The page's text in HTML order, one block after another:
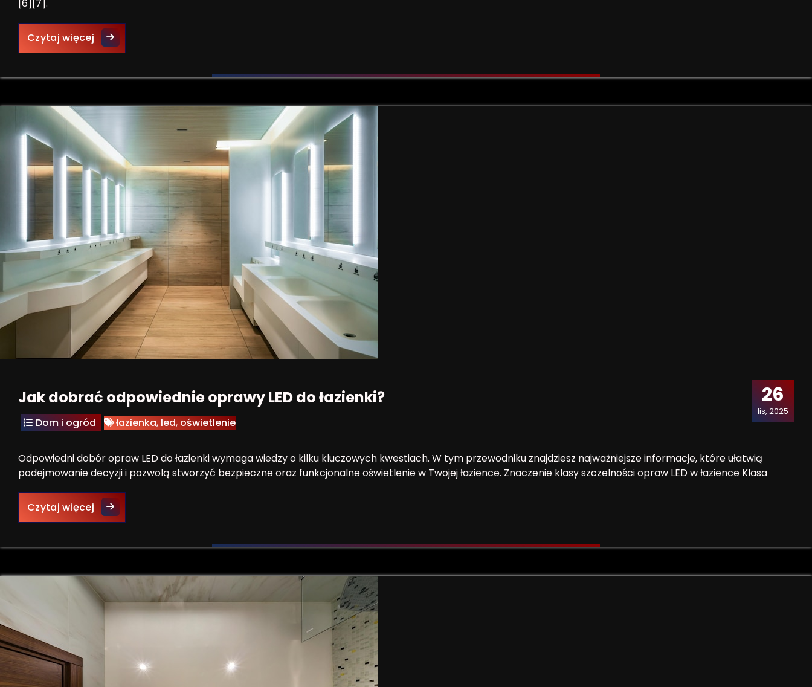
[6][7].
Czytaj więcejJak dobrać odpowiednią moc oświetlenia do łazienki?
26
lis, 2025
Jak dobrać odpowiednie oprawy LED do łazienki?
Dom i ogród łazienka, led, oświetlenie
Odpowiedni dobór opraw LED do łazienki wymaga wiedzy o kilku kluczowych kwestiach. W tym przewodniku znajdziesz najważniejsze informacje, które ułatwią
podejmowanie decyzji i pozwolą stworzyć bezpieczne oraz funkcjonalne oświetlenie w Twojej łazience. Znaczenie klasy szczelności opraw LED w łazience Klasa
Czytaj więcejJak dobrać odpowiednie oprawy LED do łazienki?